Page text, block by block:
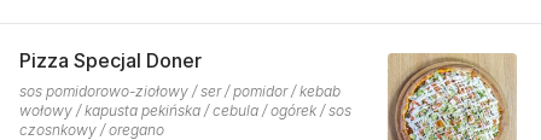
Pizza Specjal Doner
sos pomidorowo-ziołowy / ser / pomidor / kebab
wołowy / kapusta pekińska / cebula / ogórek / sos
czosnkowy / oregano